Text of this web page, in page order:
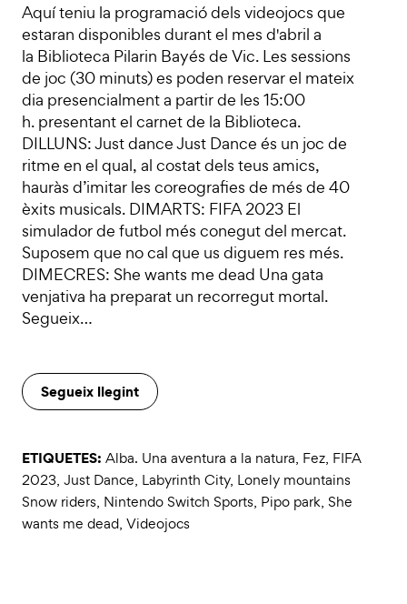
Aquí teniu la programació dels videojocs que
estaran disponibles durant el mes d'abril a
la Biblioteca Pilarin Bayés de Vic. Les sessions
de joc (30 minuts) es poden reservar el mateix
dia presencialment a partir de les 15:00
h. presentant el carnet de la Biblioteca.
DILLUNS: Just dance Just Dance és un joc de
ritme en el qual, al costat dels teus amics,
hauràs d’imitar les coreografies de més de 40
èxits musicals. DIMARTS: FIFA 2023 El
simulador de futbol més conegut del mercat.
Suposem que no cal que us diguem res més.
DIMECRES: She wants me dead Una gata
venjativa ha preparat un recorregut mortal.
Segueix…
Segueix llegint
ETIQUETES: Alba. Una aventura a la natura, Fez, FIFA
2023, Just Dance, Labyrinth City, Lonely mountains
Snow riders, Nintendo Switch Sports, Pipo park, She
wants me dead, Videojocs